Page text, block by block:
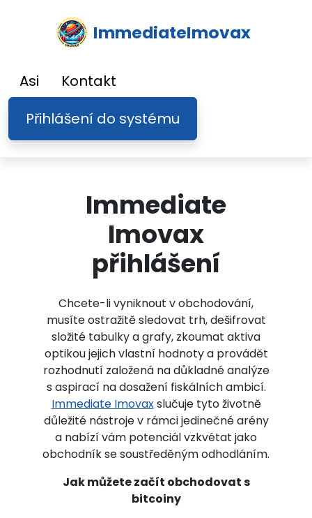
ImmediateImovax
Asi
Kontakt
Přihlášení do systému
Immediate
Imovax
přihlášení
Chcete-li vyniknout v obchodování,
musíte ostražitě sledovat trh, dešifrovat
složité tabulky a grafy, zkoumat aktiva
optikou jejich vlastní hodnoty a provádět
rozhodnutí založená na důkladné analýze
s aspirací na dosažení fiskálních ambicí.
Immediate Imovaxslučuje tyto životně
důležité nástroje v rámci jedinečné arény
a nabízí vám potenciál vzkvétat jako
obchodník se soustředěným odhodláním.
Jak můžete začít obchodovat s
bitcoiny